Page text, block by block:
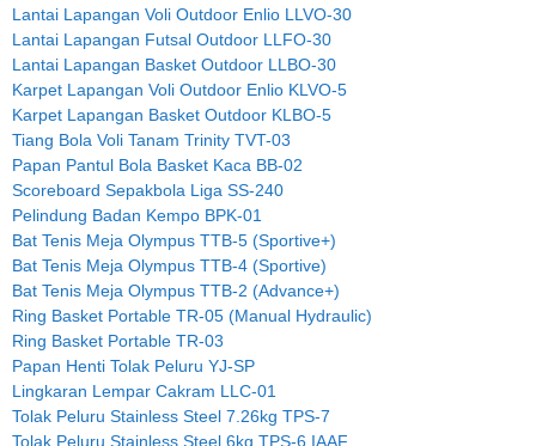
Lantai Lapangan Voli Outdoor Enlio LLVO-30
Lantai Lapangan Futsal Outdoor LLFO-30
Lantai Lapangan Basket Outdoor LLBO-30
Karpet Lapangan Voli Outdoor Enlio KLVO-5
Karpet Lapangan Basket Outdoor KLBO-5
Tiang Bola Voli Tanam Trinity TVT-03
Papan Pantul Bola Basket Kaca BB-02
Scoreboard Sepakbola Liga SS-240
Pelindung Badan Kempo BPK-01
Bat Tenis Meja Olympus TTB-5 (Sportive+)
Bat Tenis Meja Olympus TTB-4 (Sportive)
Bat Tenis Meja Olympus TTB-2 (Advance+)
Ring Basket Portable TR-05 (Manual Hydraulic)
Ring Basket Portable TR-03
Papan Henti Tolak Peluru YJ-SP
Lingkaran Lempar Cakram LLC-01
Tolak Peluru Stainless Steel 7.26kg TPS-7
Tolak Peluru Stainless Steel 6kg TPS-6 IAAF